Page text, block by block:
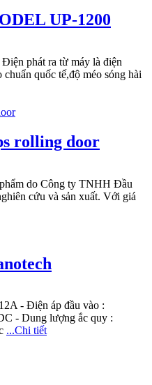
UP-1200
phát ra từ máy là điện
quốc tế,độ méo sóng hài
rolling door
do Công ty TNHH Đầu
cứu và sản xuất. Với giá
- Điện áp đầu vào :
- Dung lượng ắc quy :
...Chi tiết